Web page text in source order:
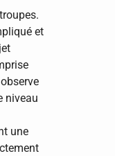
et
niveau
une